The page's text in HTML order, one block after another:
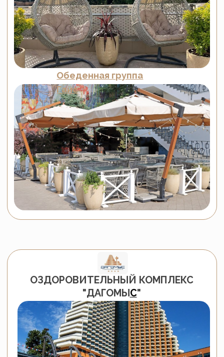
Лаундж группа
Лавелло
САНАТОРНО-КУРОРТНЫЙ
КОМПЛЕКС BRIDGE RESORT
Bridge Resort
установлена в кафе, ресторанах и на
открытых летних площадках. Курорт,
который входит в ТОП-5 лучших отелей
для семейного отдыха по версии
Tripadvisor Travellers Choice, выбрал
плетеную мебель из экоротанга для
создания уютных и стильных зон для
отдыха. Стильныеобеденные группы,
креслаи большие столы с уникальными
фактурами создают идеальные условия